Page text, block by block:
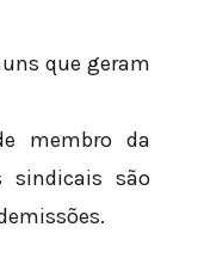
que geram
membro da
sindicais são